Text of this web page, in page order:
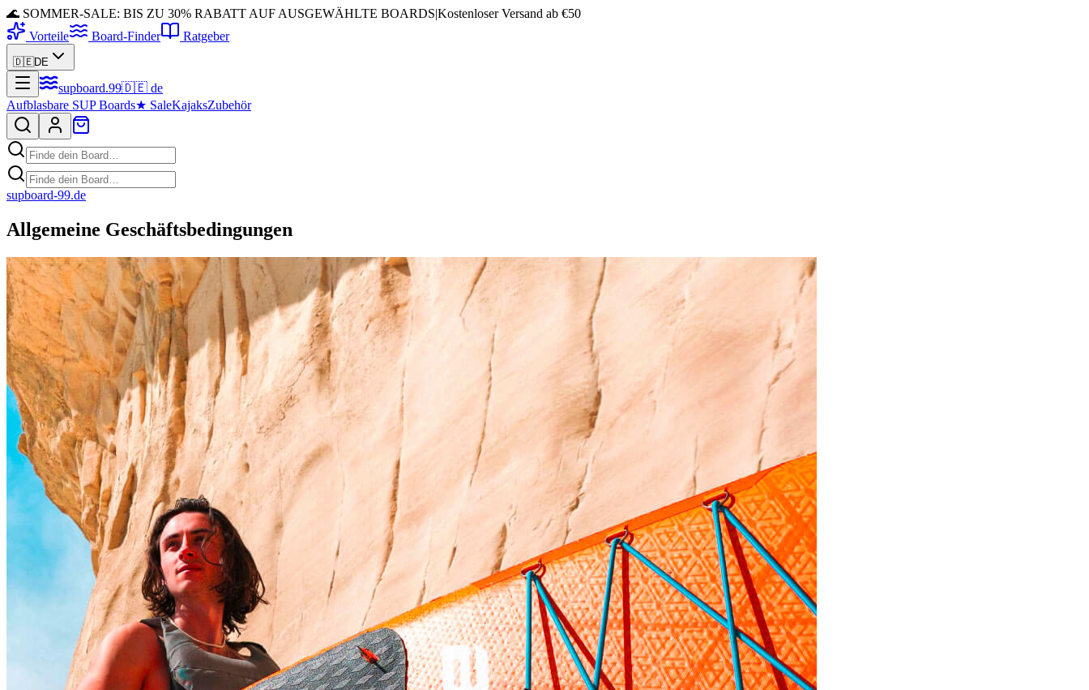
🌊 SOMMER-SALE: BIS ZU 30% RABATT AUF AUSGEWÄHLTE BOARDS|Kostenloser Versand ab €50
Vorteile
Board-Finder Ratgeber
🇩🇪DE
supboard.99🇩🇪 de
Aufblasbare SUP Boards★ SaleKajaksZubehör
supboard-99.de
Allgemeine Geschäftsbedingungen